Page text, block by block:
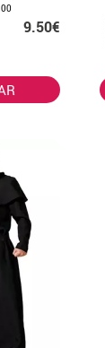
9.50€